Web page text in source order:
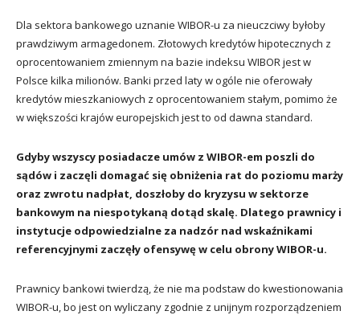
Dla sektora bankowego uznanie WIBOR-u za nieuczciwy byłoby
prawdziwym armagedonem. Złotowych kredytów hipotecznych z
oprocentowaniem zmiennym na bazie indeksu WIBOR jest w
Polsce kilka milionów. Banki przed laty w ogóle nie oferowały
kredytów mieszkaniowych z oprocentowaniem stałym, pomimo że
w większości krajów europejskich jest to od dawna standard.
Gdyby wszyscy posiadacze umów z WIBOR-em poszli do
sądów i zaczęli domagać się obniżenia rat do poziomu marży
oraz zwrotu nadpłat, doszłoby do kryzysu w sektorze
bankowym na niespotykaną dotąd skalę. Dlatego prawnicy i
instytucje odpowiedzialne za nadzór nad wskaźnikami
referencyjnymi zaczęły ofensywę w celu obrony WIBOR-u.
Prawnicy bankowi twierdzą, że nie ma podstaw do kwestionowania
WIBOR-u, bo jest on wyliczany zgodnie z unijnym rozporządzeniem